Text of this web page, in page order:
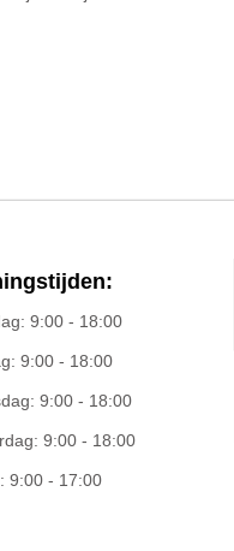
9:00 - 18:00
9:00 - 18:00
9:00 - 18:00
9:00 - 18:00
9:00 - 17:00